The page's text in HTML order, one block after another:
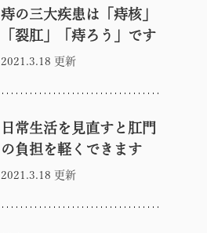
痔の三大疾患は「痔核」
「裂肛」「痔ろう」です
2021.3.18 更新
日常生活を見直すと肛門
の負担を軽くできます
2021.3.18 更新